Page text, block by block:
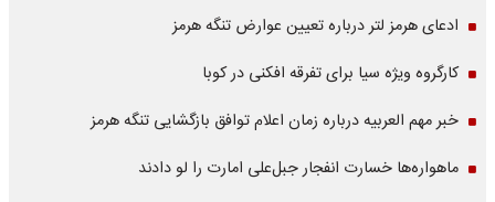
ادعای هرمز لتر درباره تعیین عوارض تنگه هرمز
کارگروه ویژه سیا برای تفرقه افکنی در کوبا
خبر مهم العربیه درباره زمان اعلام توافق بازگشایی تنگه هرمز
ماهواره‌‌ها خسارت انفجار جبل‌علی امارت را لو دادند